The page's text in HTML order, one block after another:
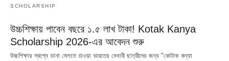
SCHOLARSHIP
উচ্চশিক্ষায় পাবেন বছরে ১.৫ লাখ টাকা! Kotak Kanya
Scholarship 2026-এর আবেদন শুরু
উচ্চশিক্ষার স্বপ্নে ডানা মেলতে চাওয়া ভারতের মেধাবী ছাত্রীদের জন্য "কোটাক কন্যা